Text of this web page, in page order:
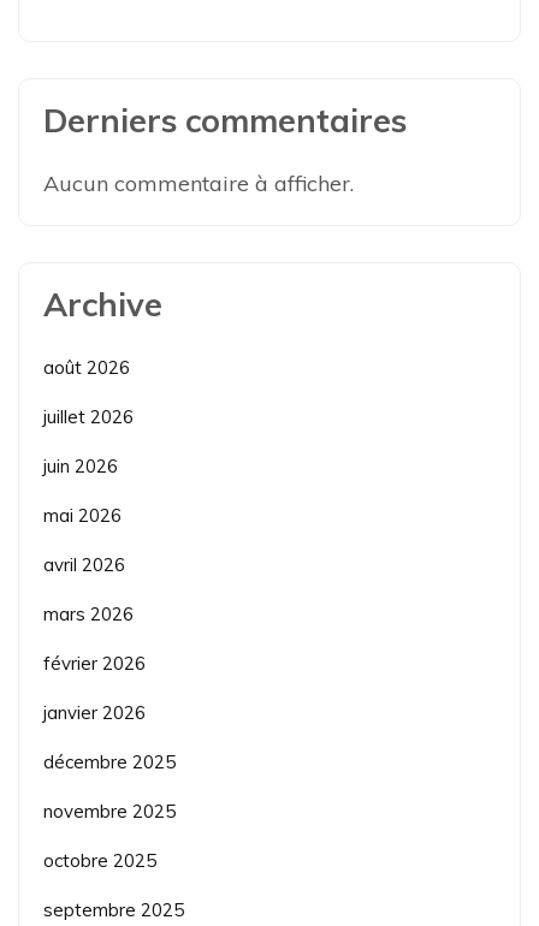
Derniers commentaires
Aucun commentaire à afficher.
Archive
août 2026
juillet 2026
juin 2026
mai 2026
avril 2026
mars 2026
février 2026
janvier 2026
décembre 2025
novembre 2025
octobre 2025
septembre 2025